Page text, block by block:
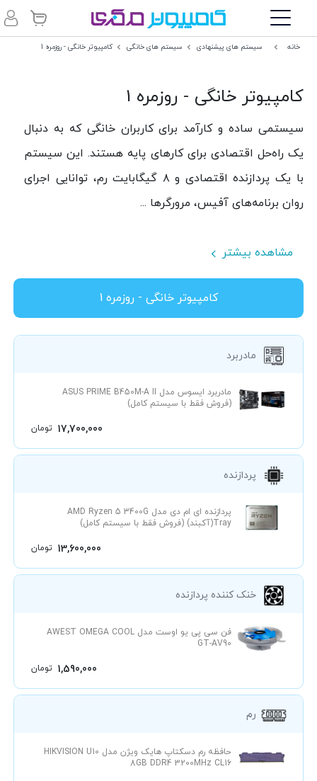
خانه سیستم های پیشنهادی سیستم های خانگی کامپیوتر خانگی - روزمره 1
کامپیوتر خانگی - روزمره 1
سیستمی ساده و کارآمد برای کاربران خانگی که به دنبال
یک راه‌حل اقتصادی برای کارهای پایه هستند. این سیستم
با یک پردازنده اقتصادی و ۸ گیگابایت رم، توانایی اجرای
روان برنامه‌های آفیس، مرورگرها ...
مشاهده بیشتر
کامپیوتر خانگی - روزمره 1
مادربرد
17,700,000 تومان
مادربرد ایسوس مدل ASUS PRIME B450M-A II
(فروش فقط با سیستم کامل)
پردازنده
13,600,000 تومان
پردازنده ای ام دی مدل AMD Ryzen 5 3400G
Tray(آکبند) (فروش فقط با سیستم کامل)
خنک کننده پردازنده
1,590,000 تومان
فن سی پی یو اوست مدل AWEST OMEGA COOL
GT-AV90
رم
حافظه رم دسکتاپ هایک ویژن مدل HIKVISION U10
8GB DDR4 3200MHz CL16